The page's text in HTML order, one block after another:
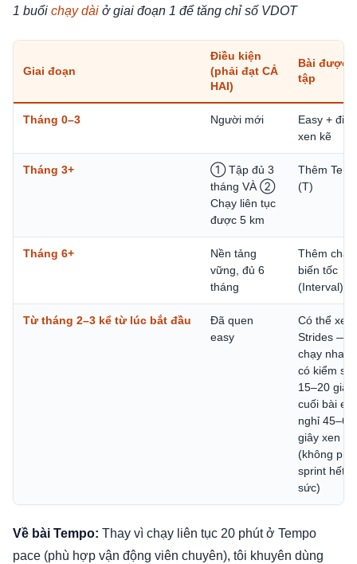
1 buổi chạy dài ở giai đoạn 1 để tăng chỉ số VDOT
Giai đoạn
Điều kiện
(phải đạt CẢ
HAI)
Bài được
tập
Tháng 0–3 Người mới
Easy + đi
xen kẽ
Tháng 3+
① Tập đủ 3
tháng VÀ ②
Chạy liên tục
được 5 km
Thêm
(T)
Tháng 6+
Nền tảng
vững, đủ 6
tháng
Thêm chạy
biến tốc
(Interval) (I)
Từ tháng 2–3 kể từ lúc bắt đầu
Đã quen
easy
Có thể xen
Strides —
chạy nhanh
có kiểm
15–20 giây
cuối bài
nghỉ 45–60
giây xen kẽ
(không phải
sprint hết
sức)
Về bài Tempo: Thay vì chạy liên tục 20 phút ở Tempo
pace (phù hợp vận động viên chuyên), tôi khuyên dùng